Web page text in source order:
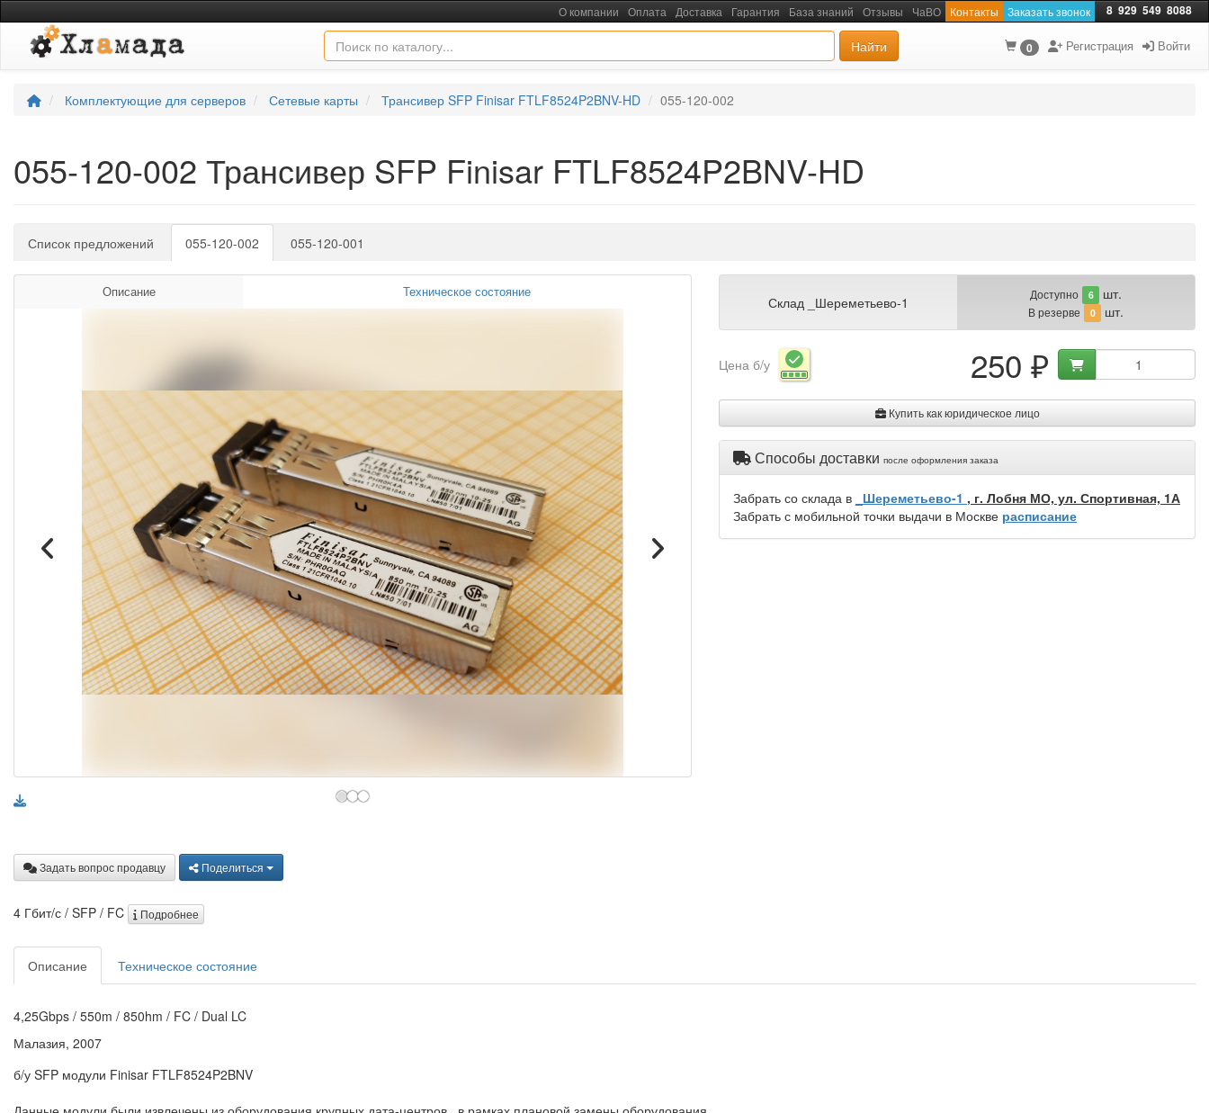
О компании Оплата Доставка Гарантия База знаний Отзывы ЧаВО Контакты Заказать звонок 8 929 549 8088
Найти 0 Регистрация Войти
Комплектующие для серверов Сетевые карты Трансивер SFP Finisar FTLF8524P2BNV-HD 055-120-002
055-120-002 Трансивер SFP Finisar FTLF8524P2BNV-HD
Список предложений 055-120-002 055-120-001
Описание Техническое состояние
Склад _Шереметьево-1 Доступно 6 шт.
В резерве 0 шт.
Цена б/у 250 ₽
Купить как юридическое лицо
Способы доставки после оформления заказа
Забрать со склада в _Шереметьево-1 , г. Лобня МО, ул. Спортивная, 1А
Забрать с мобильной точки выдачи в Москве расписание
Задать вопрос продавцу Поделиться
4 Гбит/с / SFP / FC Подробнее
Описание Техническое состояние
4,25Gbps / 550m / 850hm / FC / Dual LC
Малазия, 2007
б/у SFP модули Finisar FTLF8524P2BNV